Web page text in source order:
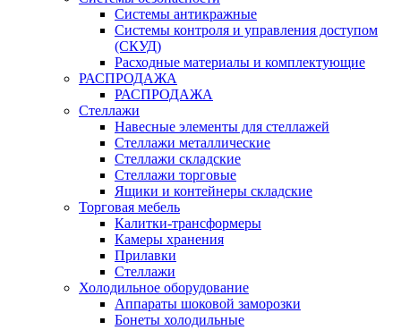
Системы антикражные
Системы контроля и управления доступом
(СКУД)
Расходные материалы и комплектующие
РАСПРОДАЖА
РАСПРОДАЖА
Стеллажи
Навесные элементы для стеллажей
Стеллажи металлические
Стеллажи складские
Стеллажи торговые
Ящики и контейнеры складские
Торговая мебель
Калитки-трансформеры
Камеры хранения
Прилавки
Стеллажи
Холодильное оборудование
Аппараты шоковой заморозки
Бонеты холодильные